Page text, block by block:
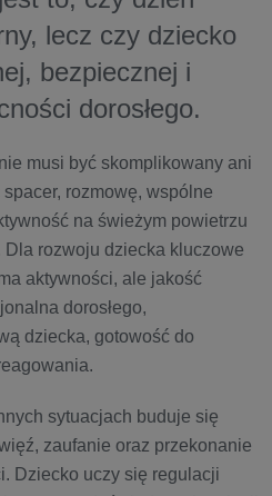
lecz czy dziecko
bezpiecznej i
dorosłego.
musi być skomplikowany ani
rozmowę, wspólne
na świeżym powietrzu
rozwoju dziecka kluczowe
aktywności, ale jakość
dorosłego,
dziecka, gotowość do
sytuacjach buduje się
zaufanie oraz przekonanie
Dziecko uczy się regulacji